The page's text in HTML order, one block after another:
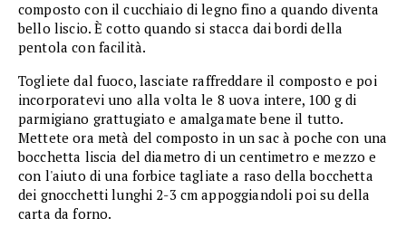
composto con il cucchiaio di legno fino a quando diventa
bello liscio. È cotto quando si stacca dai bordi della
pentola con facilità.
Togliete dal fuoco, lasciate raffreddare il composto e poi
incorporatevi uno alla volta le 8 uova intere, 100 g di
parmigiano grattugiato e amalgamate bene il tutto.
Mettete ora metà del composto in un sac à poche con una
bocchetta liscia del diametro di un centimetro e mezzo e
con l'aiuto di una forbice tagliate a raso della bocchetta
dei gnocchetti lunghi 2-3 cm appoggiandoli poi su della
carta da forno.